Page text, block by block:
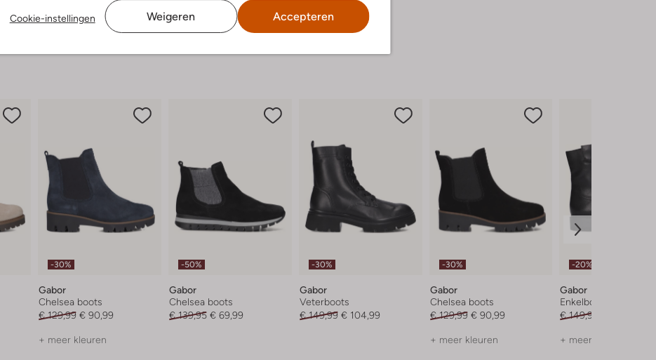
Cookie-instellingen Weigeren Accepteren
-30%
Gabor
Chelsea boots
€ 129,99 € 90,99
+ meer kleuren
-50%
Gabor
Chelsea boots
€ 139,95 € 69,99
-30%
Gabor
Veterboots
€ 149,99 € 104,99
-30%
Gabor
Chelsea boots
€ 129,99 € 90,99
+ meer kleuren
-20%
Gabor
Enkelboots
€ 149,99
+ meer kleuren